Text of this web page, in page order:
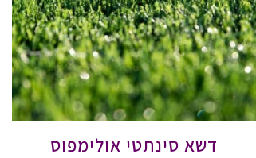
דשא סינתטי אולימפוס